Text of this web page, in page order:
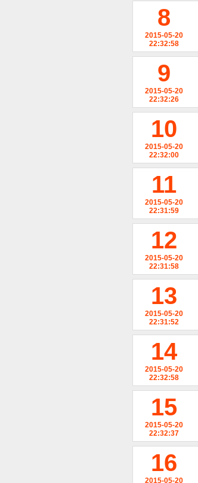
8
2015-05-20
22:32:58
9
2015-05-20
22:32:26
10
2015-05-20
22:32:00
11
2015-05-20
22:31:59
12
2015-05-20
22:31:58
13
2015-05-20
22:31:52
14
2015-05-20
22:32:58
15
2015-05-20
22:32:37
16
2015-05-20